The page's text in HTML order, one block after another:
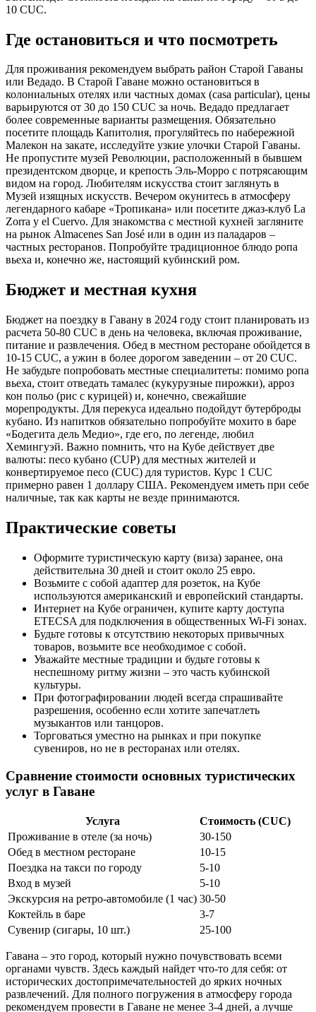
10 CUC.
Где остановиться и что посмотреть
Для проживания рекомендуем выбрать район Старой Гаваны
или Ведадо. В Старой Гаване можно остановиться в
колониальных отелях или частных домах (casa particular), цены
варьируются от 30 до 150 CUC за ночь. Ведадо предлагает
более современные варианты размещения. Обязательно
посетите площадь Капитолия, прогуляйтесь по набережной
Малекон на закате, исследуйте узкие улочки Старой Гаваны.
Не пропустите музей Революции, расположенный в бывшем
президентском дворце, и крепость Эль-Морро с потрясающим
видом на город. Любителям искусства стоит заглянуть в
Музей изящных искусств. Вечером окунитесь в атмосферу
легендарного кабаре «Тропикана» или посетите джаз-клуб La
Zorra y el Cuervo. Для знакомства с местной кухней загляните
на рынок Almacenes San José или в один из паладаров –
частных ресторанов. Попробуйте традиционное блюдо ропа
вьеха и, конечно же, настоящий кубинский ром.
Бюджет и местная кухня
Бюджет на поездку в Гавану в 2024 году стоит планировать из
расчета 50-80 CUC в день на человека, включая проживание,
питание и развлечения. Обед в местном ресторане обойдется в
10-15 CUC, а ужин в более дорогом заведении – от 20 CUC.
Не забудьте попробовать местные специалитеты: помимо ропа
вьеха, стоит отведать тамалес (кукурузные пирожки), арроз
кон польо (рис с курицей) и, конечно, свежайшие
морепродукты. Для перекуса идеально подойдут бутерброды
кубано. Из напитков обязательно попробуйте мохито в баре
«Бодегита дель Медио», где его, по легенде, любил
Хемингуэй. Важно помнить, что на Кубе действует две
валюты: песо кубано (CUP) для местных жителей и
конвертируемое песо (CUC) для туристов. Курс 1 CUC
примерно равен 1 доллару США. Рекомендуем иметь при себе
наличные, так как карты не везде принимаются.
Практические советы
Оформите туристическую карту (виза) заранее, она
действительна 30 дней и стоит около 25 евро.
Возьмите с собой адаптер для розеток, на Кубе
используются американский и европейский стандарты.
Интернет на Кубе ограничен, купите карту доступа
ETECSA для подключения в общественных Wi-Fi зонах.
Будьте готовы к отсутствию некоторых привычных
товаров, возьмите все необходимое с собой.
Уважайте местные традиции и будьте готовы к
неспешному ритму жизни – это часть кубинской
культуры.
При фотографировании людей всегда спрашивайте
разрешения, особенно если хотите запечатлеть
музыкантов или танцоров.
Торговаться уместно на рынках и при покупке
сувениров, но не в ресторанах или отелях.
Сравнение стоимости основных туристических
услуг в Гаване
Услуга
Стоимость (CUC)
Проживание в отеле (за ночь)
30-150
Обед в местном ресторане
10-15
Поездка на такси по городу
5-10
Вход в музей
5-10
Экскурсия на ретро-автомобиле (1 час) 30-50
Коктейль в баре
3-7
Сувенир (сигары, 10 шт.)
25-100
Гавана – это город, который нужно почувствовать всеми
органами чувств. Здесь каждый найдет что-то для себя: от
исторических достопримечательностей до ярких ночных
развлечений. Для полного погружения в атмосферу города
рекомендуем провести в Гаване не менее 3-4 дней, а лучше